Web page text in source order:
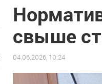
свыше
04.06.2026, 10:24